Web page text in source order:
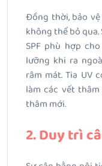
Đồng thời, bảo
không thể bỏ
SPF phù hợp
lưỡng khi ra
râm mát. Tia UV
làm các vết
thâm mới.
2. Duy trì